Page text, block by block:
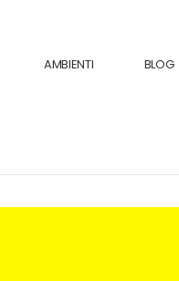
AMBIENTI BLOG